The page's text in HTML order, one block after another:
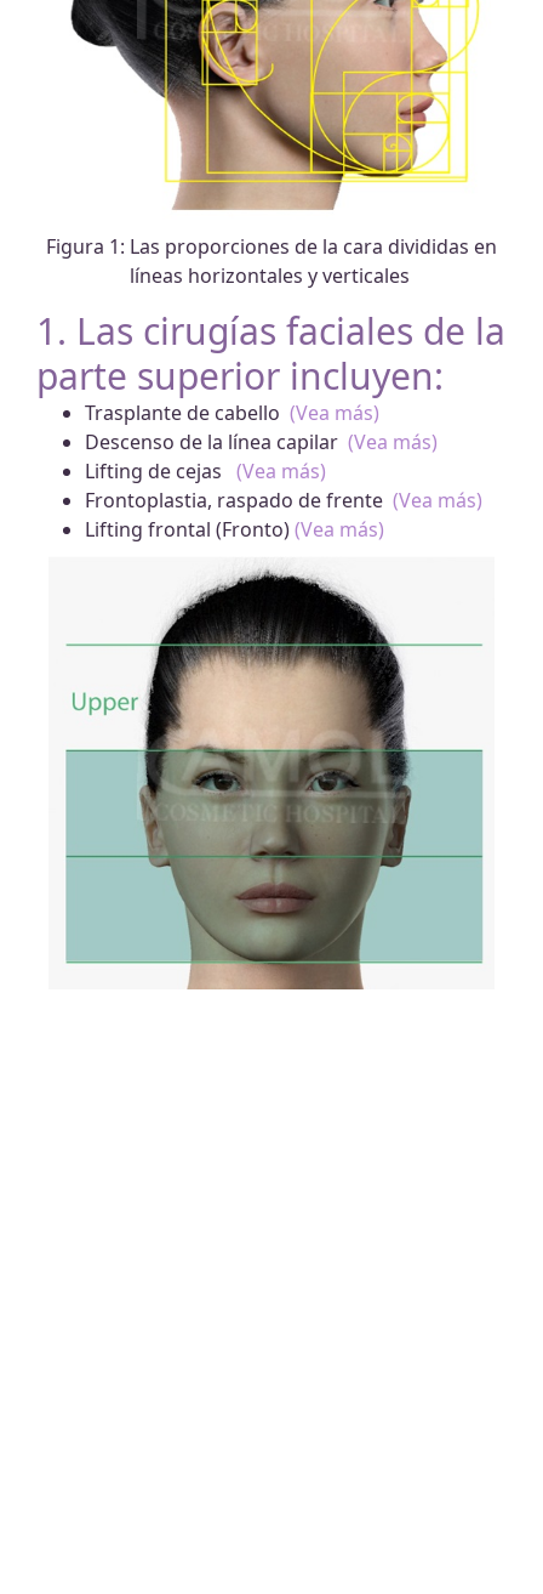
Figura 1: Las proporciones de la cara divididas en
líneas horizontales y verticales
1. Las cirugías faciales de la
parte superior incluyen:
Trasplante de cabello (Vea más)
Descenso de la línea capilar (Vea más)
Lifting de cejas (Vea más)
Frontoplastia, raspado de frente (Vea más)
Lifting frontal (Fronto)(Vea más)